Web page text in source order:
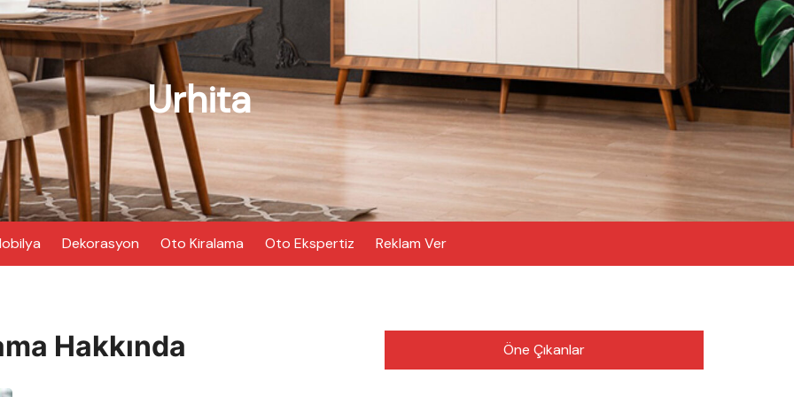
Urhita
Dekorasyon Oto Kiralama Oto Ekspertiz Reklam Ver
Hakkında Öne Çıkanlar